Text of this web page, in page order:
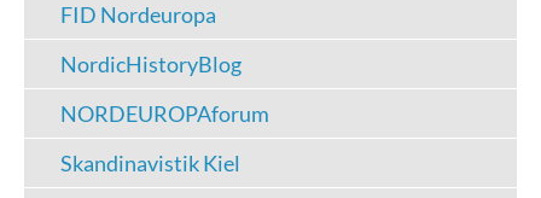
FID Nordeuropa
NordicHistoryBlog
NORDEUROPAforum
Skandinavistik Kiel